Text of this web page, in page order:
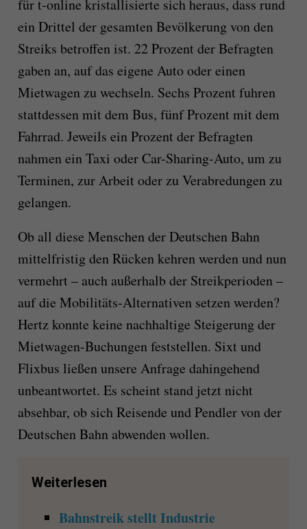
für t-online kristallisierte sich heraus, dass rund
ein Drittel der gesamten Bevölkerung von den
Streiks betroffen ist. 22 Prozent der Befragten
gaben an, auf das eigene Auto oder einen
Mietwagen zu wechseln. Sechs Prozent fuhren
stattdessen mit dem Bus, fünf Prozent mit dem
Fahrrad. Jeweils ein Prozent der Befragten
nahmen ein Taxi oder Car-Sharing-Auto, um zu
Terminen, zur Arbeit oder zu Verabredungen zu
gelangen.
Ob all diese Menschen der Deutschen Bahn
mittelfristig den Rücken kehren werden und nun
vermehrt – auch außerhalb der Streikperioden –
auf die Mobilitäts-Alternativen setzen werden?
Hertz konnte keine nachhaltige Steigerung der
Mietwagen-Buchungen feststellen. Sixt und
Flixbus ließen unsere Anfrage dahingehend
unbeantwortet. Es scheint stand jetzt nicht
absehbar, ob sich Reisende und Pendler von der
Deutschen Bahn abwenden wollen.
Weiterlesen
Bahnstreik stellt Industrie